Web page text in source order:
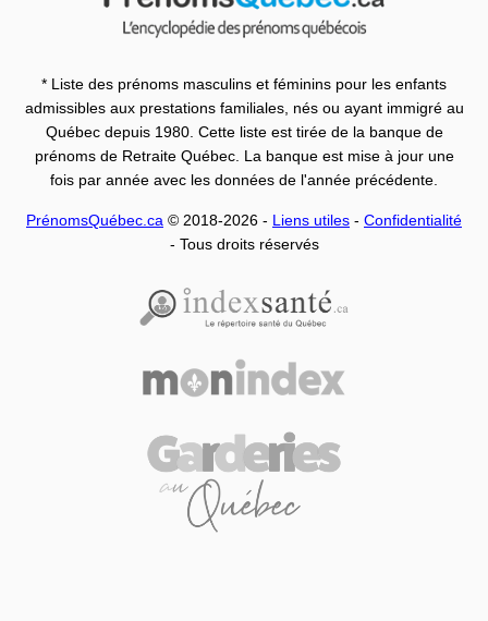
* Liste des prénoms masculins et féminins pour les enfants
admissibles aux prestations familiales, nés ou ayant immigré au
Québec depuis 1980. Cette liste est tirée de la banque de
prénoms de Retraite Québec. La banque est mise à jour une
fois par année avec les données de l'année précédente.
PrénomsQuébec.ca © 2018-2026 - Liens utiles - Confidentialité
- Tous droits réservés